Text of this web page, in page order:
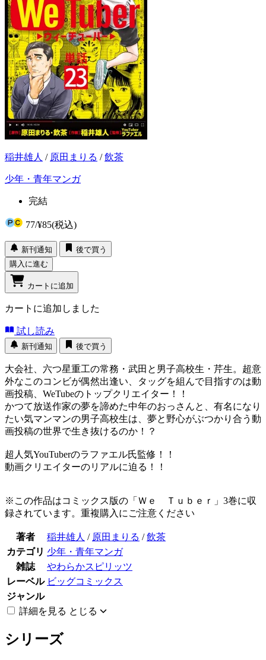
稲井雄人 / 原田まりる /飲茶
少年・青年マンガ
完結
77/¥85(税込)
新刊通知
後で買う
購入に進む
カートに追加
カートに追加しました
試し読み
新刊通知 後で買う
大会社、六つ星重工の常務・武田と男子高校生・芹生。超意
外なこのコンビが偶然出逢い、タッグを組んで目指すのは動
画投稿、WeTubeのトップクリエイター！！
かつて放送作家の夢を諦めた中年のおっさんと、有名になり
たい気マンマンの男子高校生は、夢と野心がぶつかり合う動
画投稿の世界で生き抜けるのか！？
超人気YouTuberのラファエル氏監修！！
動画クリエイターのリアルに迫る！！
※この作品はコミックス版の「Ｗｅ Ｔｕｂｅｒ」3巻に収
録されています。重複購入にご注意ください
著者 稲井雄人 / 原田まりる /飲茶
カテゴリ 少年・青年マンガ
雑誌
やわらかスピリッツ
レーベル ビッグコミックス
ジャンル
詳細を見る とじる
シリーズ